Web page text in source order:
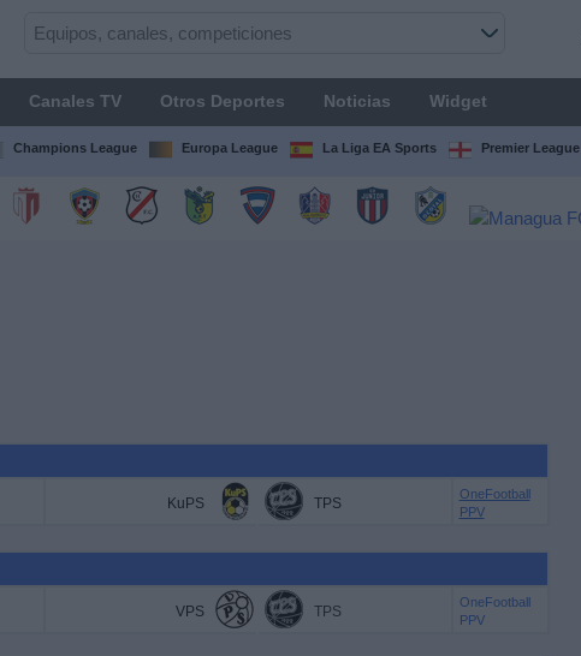
Canales TV Otros Deportes Noticias Widget
Champions League Europa League La Liga EA Sports Premier League
KuPS TPS
OneFootball
PPV
VPS TPS
OneFootball
PPV